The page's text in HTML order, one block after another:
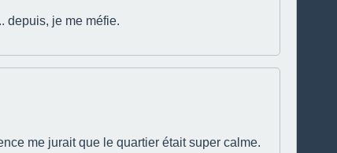
depuis, je me méfie.
me jurait que le quartier était super calme.